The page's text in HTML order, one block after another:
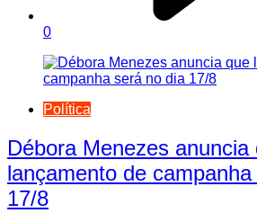
0
Política
Débora Menezes anuncia
lançamento de
17/8